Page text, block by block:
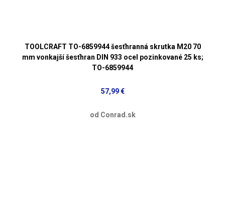
TOOLCRAFT TO-6859944 šesťhranná skrutka M20 70
mm vonkajší šesťhran DIN 933 ocel pozinkované 25 ks;
TO-6859944
57,99 €
od Conrad.sk